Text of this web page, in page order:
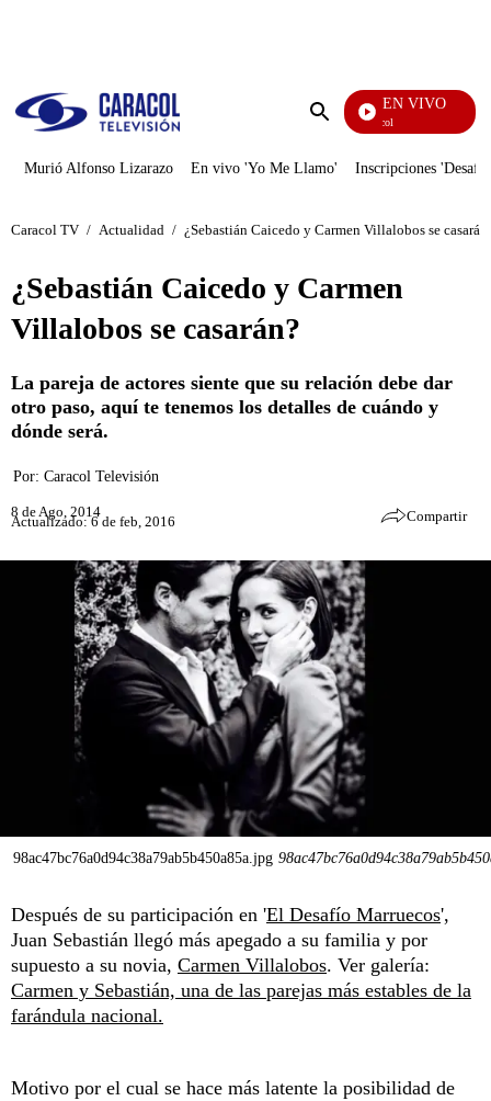
Enviar
EN VIVO
Noticias Caracol
Murió Alfonso Lizarazo En vivo 'Yo Me Llamo' Inscripciones
Caracol TV / Actualidad / ¿Sebastián Caicedo y Carmen Villalobos se
¿Sebastián Caicedo y Carmen
Villalobos se casarán?
La pareja de actores siente que su relación debe dar
otro paso, aquí te tenemos los detalles de cuándo y
dónde será.
Por: Caracol Televisión
8 de Ago, 2014
Actualizado: 6 de feb, 2016 Compartir
98ac47bc76a0d94c38a79ab5b450a85a.jpg
Después de su participación en 'El Desafío Marruecos',
Juan Sebastián llegó más apegado a su familia y por
supuesto a su novia, Carmen Villalobos. Ver galería:
Carmen y Sebastián, una de las parejas más estables de la
farándula nacional.
Motivo por el cual se hace más latente la posibilidad de